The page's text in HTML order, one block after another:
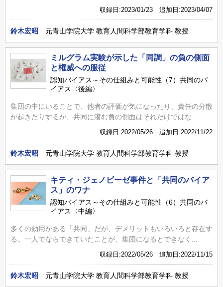
収録日:2023/01/23 追加日:2023/04/07
鈴木宏昭 元青山学院大学 教育人間科学部教育学科 教授
ミルグラム実験が示した「同調」の負の側面
と権威への服従
認知バイアス～その仕組みと可能性（7）共同のバ
イアス〈後編〉
集団の中にいることで、他者の評価が気になったり、責任の分散
が起きたりするが、共同に潜む負の側面はそれだけではな...
収録日:2022/05/26 追加日:2022/11/22
鈴木宏昭 元青山学院大学 教育人間科学部教育学科 教授
キティ・ジェノビーゼ事件と「共同のバイア
ス」のワナ
認知バイアス～その仕組みと可能性（6）共同のバ
イアス〈中編〉
多くの効用がある「共同」だが、デメリットもいろいろと存在す
る。一人でならできていたことが、集団になるとできなく...
収録日:2022/05/26 追加日:2022/11/15
鈴木宏昭 元青山学院大学 教育人間科学部教育学科 教授